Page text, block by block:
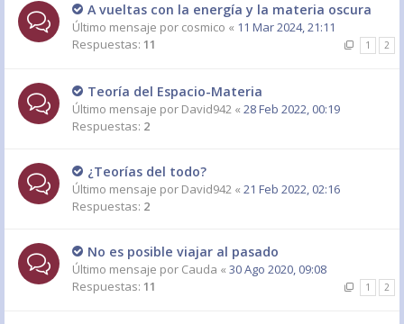
A vueltas con la energía y la materia oscura
Último mensaje por cosmico « 11 Mar 2024, 21:11
Respuestas: 11 1 2
Teoría del Espacio-Materia
Último mensaje por David942 « 28 Feb 2022, 00:19
Respuestas: 2
¿Teorías del todo?
Último mensaje por David942 « 21 Feb 2022, 02:16
Respuestas: 2
No es posible viajar al pasado
Último mensaje por Cauda « 30 Ago 2020, 09:08
Respuestas: 11 1 2